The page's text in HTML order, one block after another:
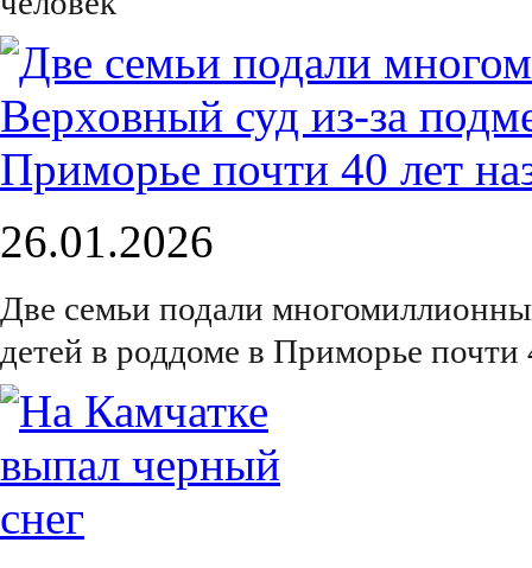
26.01.2026
Две семьи подали
детей в роддоме в Приморье почти